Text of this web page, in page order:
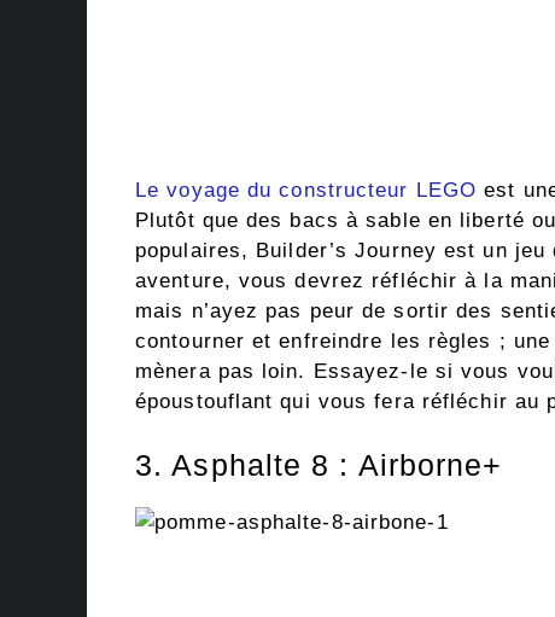
Le voyage du constructeur LEGO est
Plutôt que des bacs à sable en liberté
populaires, Builder’s Journey est un
aventure, vous devrez réfléchir à la
mais n’ayez pas peur de sortir des
contourner et enfreindre les règles ;
mènera pas loin. Essayez-le si vous
époustouflant qui vous fera réfléchir au
3. Asphalte 8 : Airborne+